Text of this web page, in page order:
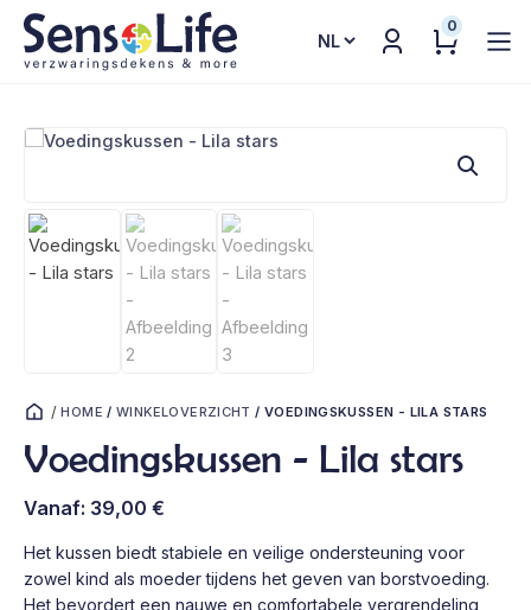
Kies
0
/ HOME /WINKELOVERZICHT /VOEDINGSKUSSEN - LILA STARS
Voedingskussen - Lila stars
Vanaf: 39,00 €
Het kussen biedt stabiele en veilige ondersteuning voor
zowel kind als moeder tijdens het geven van borstvoeding.
Het bevordert een nauwe en comfortabele vergrendeling